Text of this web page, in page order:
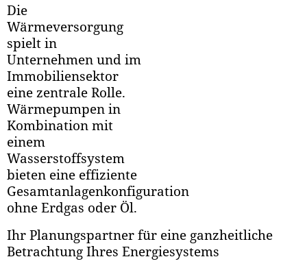
Die
Wärmeversorgung
spielt in
Unternehmen und im
Immobiliensektor
eine zentrale Rolle.
Wärmepumpen in
Kombination mit
einem
Wasserstoffsystem
bieten eine effiziente
Gesamtanlagenkonfiguration
ohne Erdgas oder Öl.
Ihr Planungspartner für eine ganzheitliche
Betrachtung Ihres Energiesystems